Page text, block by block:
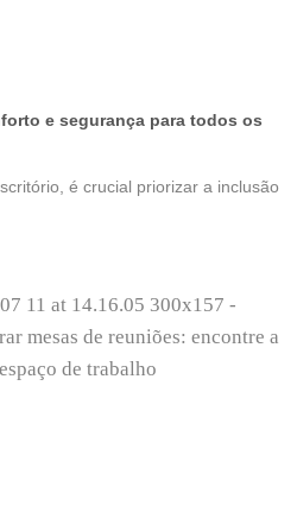
e segurança para todos os
é crucial priorizar a inclusão